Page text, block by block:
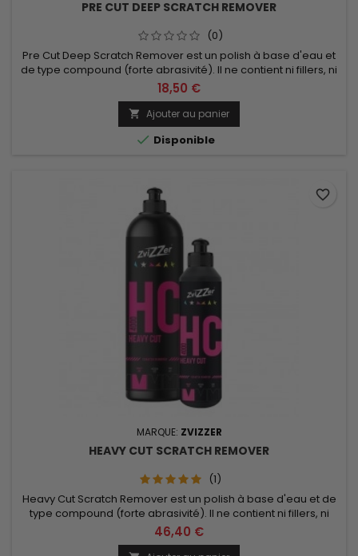
PRE CUT DEEP SCRATCH REMOVER
(0)
Pre Cut Deep Scratch Remover est un polish à base d'eau et
de type compound (forte abrasivité). Il ne contient ni fillers, ni
silicone. Contenance de 250ml ou 750ml au choix.
18,50 €
 Ajouter au panier
 Disponible
MARQUE: ZVIZZER
HEAVY CUT SCRATCH REMOVER
(1)
Heavy Cut Scratch Remover est un polish à base d'eau et de
type compound (forte abrasivité). Il ne contient ni fillers, ni
silicone. Contenance de 250ml ou 750ml au choix.
46,40 €
favorite_border